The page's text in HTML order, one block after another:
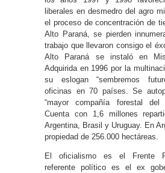
liberales en desmedro del agro
el proceso de concentración de
Alto Paraná, se pierden
trabajo que llevaron consigo el
Alto Paraná se instaló en
Adquirida en 1996 por la
su eslogan “sembremos
oficinas en 70 países. Se
“mayor compañía forestal del
Cuenta con 1,6 millones
Argentina, Brasil y Uruguay. En
propiedad de 256.000 hectáreas.
El oficialismo es el Frente
referente político es el ex